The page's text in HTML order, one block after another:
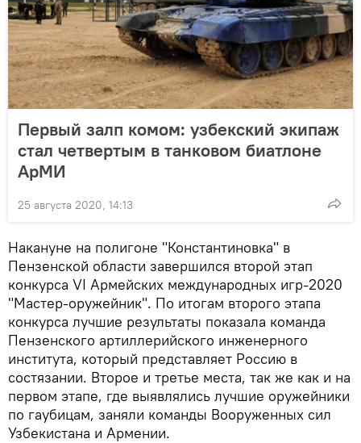
Первый залп комом: узбекский экипаж
стал четвертым в танковом биатлоне
АрМИ
25 августа 2020, 14:13
Накануне на полигоне "Константиновка" в
Пензенской области завершился второй этап
конкурса VI Армейских международных игр-2020
"Мастер-оружейник". По итогам второго этапа
конкурса лучшие результаты показала команда
Пензенского артиллерийского инженерного
института, который представляет Россию в
состязании. Второе и третье места, так же как и на
первом этапе, где выявлялись лучшие оружейники
по гаубицам, заняли команды Вооруженных сил
Узбекистана и Армении.